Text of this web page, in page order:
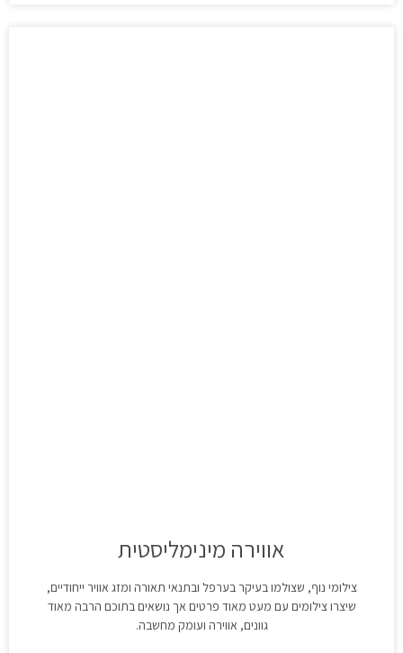
אווירה מינימליסטית
צילומי נוף, שצולמו בעיקר בערפל ובתנאי תאורה ומזג אוויר ייחודיים,
שיצרו צילומים עם מעט מאוד פרטים אך נושאים בתוכם הרבה מאוד
גוונים, אווירה ועומק מחשבה.